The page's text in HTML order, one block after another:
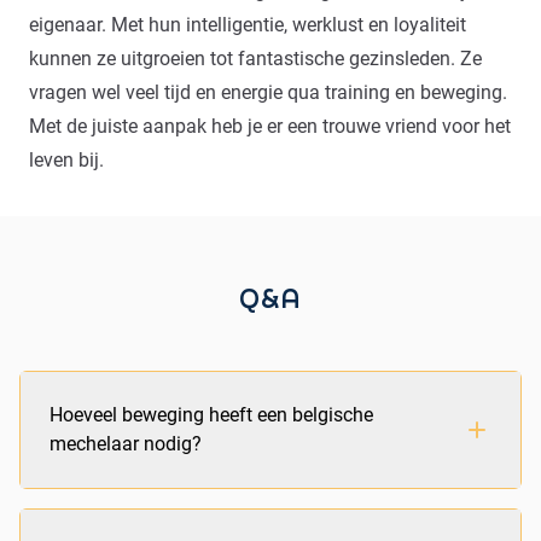
eigenaar. Met hun intelligentie, werklust en loyaliteit
kunnen ze uitgroeien tot fantastische gezinsleden. Ze
vragen wel veel tijd en energie qua training en beweging.
Met de juiste aanpak heb je er een trouwe vriend voor het
leven bij.
Q&A
Hoeveel beweging heeft een belgische
mechelaar nodig?